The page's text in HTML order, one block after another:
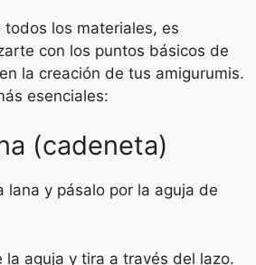
los materiales, es
con los puntos básicos de
la creación de tus amigurumis.
esenciales:
(cadeneta)
lana y pásalo por la aguja de
la aguja y tira a través del lazo.